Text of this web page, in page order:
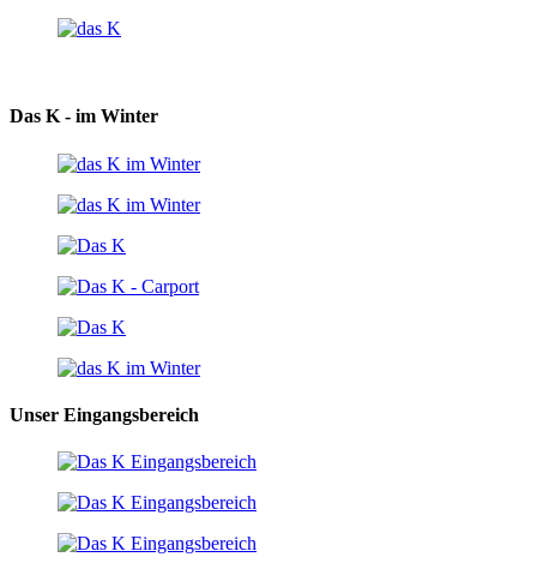
Das K - im Winter
Unser Eingangsbereich